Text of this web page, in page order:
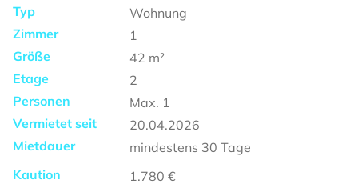
Typ
Wohnung
Zimmer
1
Größe
42 m²
Etage
2
Personen
Max. 1
Vermietet seit
20.04.2026
Mietdauer
mindestens 30 Tage
Kaution
1.780 €